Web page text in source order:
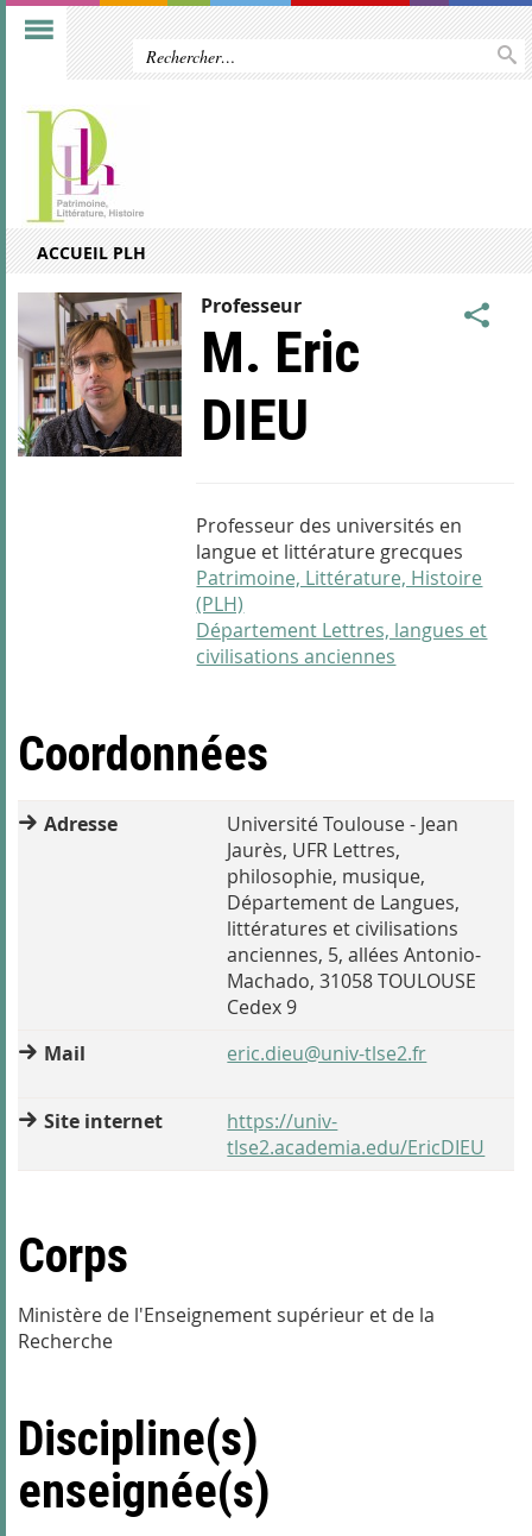
ACCUEIL PLH
Professeur
M. Eric
DIEU
Professeur des universités en
langue et littérature grecques
Patrimoine, Littérature, Histoire
(PLH)
Département Lettres, langues et
civilisations anciennes
Coordonnées
Adresse
Université Toulouse - Jean
Jaurès, UFR Lettres,
philosophie, musique,
Département de Langues,
littératures et civilisations
anciennes, 5, allées Antonio-
Machado, 31058 TOULOUSE
Cedex 9
Mail
eric.dieu@univ-tlse2.fr
Site internet
https://univ-
tlse2.academia.edu/EricDIEU
Corps
Ministère de l'Enseignement supérieur et de la
Recherche
Discipline(s)
enseignée(s)